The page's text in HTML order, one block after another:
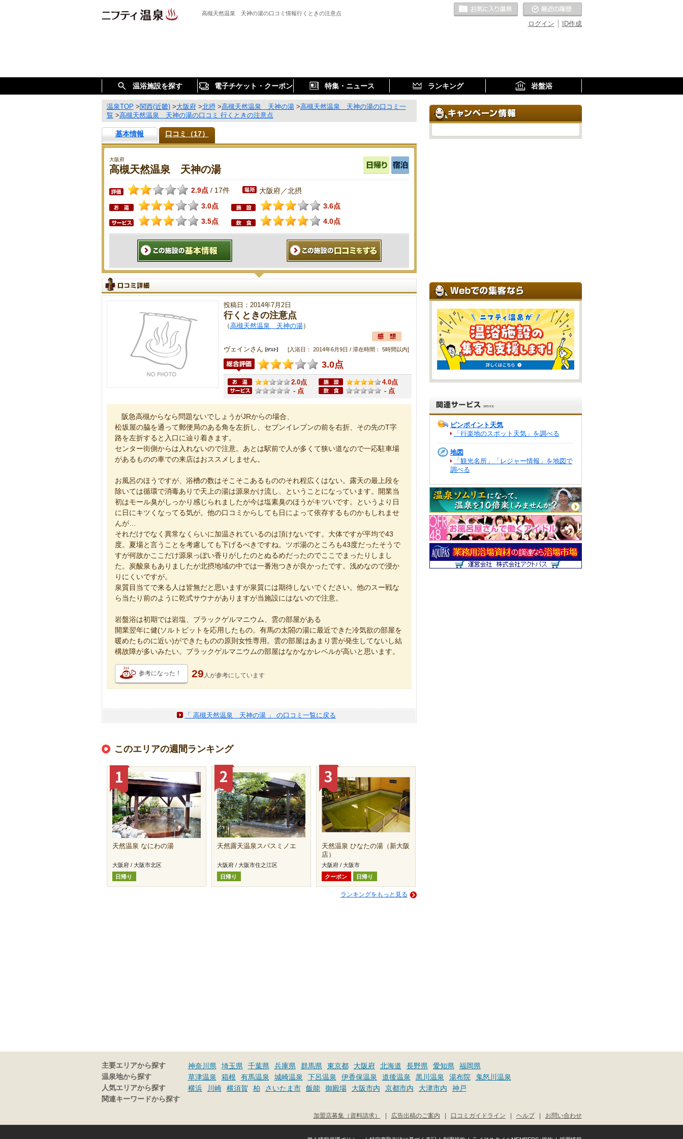
高槻天然温泉 天神の湯の口コミ情報行くときの注意点
ID作成
ログイン
お気に入りの温泉
温浴施設を探す 電子チケット・クーポン 特集・ニュース ランキング 岩盤浴
温泉TOP >関西(近畿)>大阪府>北摂>高槻天然温泉 天神の湯>高槻天然温泉 天神の湯の口コミ一
覧 >高槻天然温泉 天神の湯の口コミ 行くときの注意点
基本情報 口コミ（17）
大阪府
高槻天然温泉 天神の湯
2.9点 / 17件 大阪府／北摂
3.0点
3.6点
3.5点
4.0点
投稿日：2014年7月2日
行くときの注意点
（高槻天然温泉 天神の湯）
ヴェインさん [入浴日： 2014年6月9日 / 滞在時間： 5時間以内]
3.0点
2.0点
4.0点
- 点
- 点
阪急高槻からなら問題ないでしょうがJRからの場合、
松坂屋の脇を通って郵便局のある角を左折し、セブンイレブンの前を右折、その先のT字
路を左折すると入口に辿り着きます。
センター街側からは入れないので注意。あとは駅前で人が多くて狭い道なので一応駐車場
があるものの車での来店はおススメしません。
お風呂のほうですが、浴槽の数はそこそこあるもののそれ程広くはない。露天の最上段を
除いては循環で消毒ありで天上の湯は源泉かけ流し、ということになっています。開業当
初はモール臭がしっかり感じられましたが今は塩素臭のほうがキツいです。というより日
に日にキツくなってる気が。他の口コミからしても日によって依存するものかもしれませ
んが…
それだけでなく異常なくらいに加温されているのは頂けないです。大体ですが平均で43
度。夏場と言うことを考慮しても下げるべきですね。ツボ湯のところも43度だったそうで
すが何故かここだけ源泉っぽい香りがしたのとぬるめだったのでここでまったりしまし
た。炭酸泉もありましたが北摂地域の中では一番泡つきが良かったです。浅めなので浸か
りにくいですが。
泉質目当てで来る人は皆無だと思いますが泉質には期待しないでください。他のスー戦な
ら当たり前のように乾式サウナがありますが当施設にはないので注意。
岩盤浴は初期では岩塩、ブラックゲルマニウム、雲の部屋がある
開業翌年に健(ソルトピットを応用したもの。有馬の太閤の湯に最近できた冷気欲の部屋を
暖めたものに近い)ができたものの原則女性専用。雲の部屋はあまり雲が発生してないし結
構故障が多いみたい。ブラックゲルマニウムの部屋はなかなかレベルが高いと思います。
参考になった！ 29 人が参考にしています
「 高槻天然温泉 天神の湯 」 の口コミ一覧に戻る
このエリアの週間ランキング
天然温泉 なにわの湯
大阪府 / 大阪市北区
日帰り
天然露天温泉スパスミノエ
大阪府 / 大阪市住之江区
日帰り
天然温泉 ひなたの湯（新大阪
店）
大阪府 / 大阪市
クーポン
日帰り
ランキングをもっと見る
ピンポイント天気
「行楽地のスポット天気」を調べる
地図
「観光名所」「レジャー情報」を地図で
調べる
主要エリアから探す 神奈川県 埼玉県 千葉県 兵庫県 群馬県 東京都 大阪府 北海道 長野県 愛知県 福岡県
温泉地から探す 草津温泉 箱根 有馬温泉 城崎温泉 下呂温泉 伊香保温泉 道後温泉 黒川温泉 湯布院 鬼怒川温泉
人気エリアから探す 横浜 川崎 横須賀 柏 さいたま市 飯能 御殿場 大阪市内 京都市内 大津市内 神戸
関連キーワードから探す
お問い合わせ
|
ヘルプ
|
口コミガイドライン
|
広告出稿のご案内
|
加盟店募集（資料請求）